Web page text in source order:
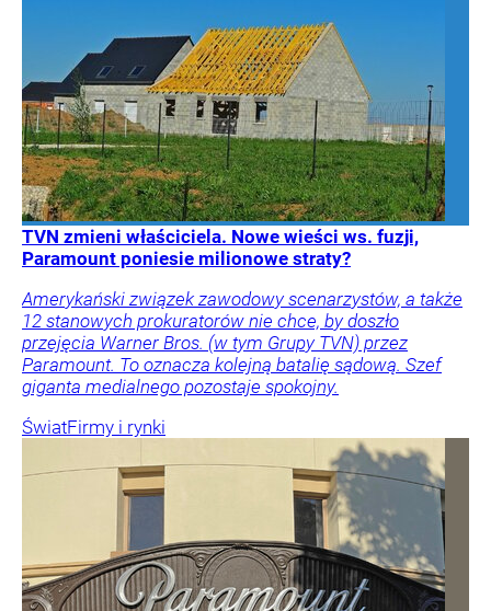
TVN zmieni właściciela. Nowe wieści ws. fuzji,
Paramount poniesie milionowe straty?
Amerykański związek zawodowy scenarzystów, a także
12 stanowych prokuratorów nie chce, by doszło
przejęcia Warner Bros. (w tym Grupy TVN) przez
Paramount. To oznacza kolejną batalię sądową. Szef
giganta medialnego pozostaje spokojny.
ŚwiatFirmy i rynki